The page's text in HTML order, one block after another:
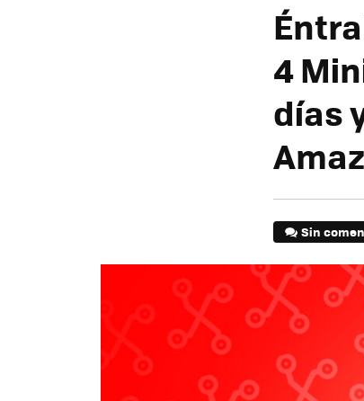
4
días
Sin